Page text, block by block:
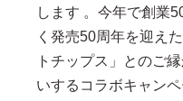
します 。今年で創業
く発売50周年を迎え
トチップス」とのご
いするコラボキャン